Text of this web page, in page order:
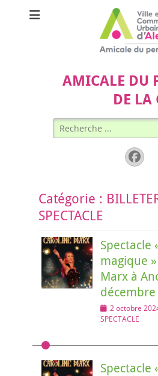
AMICALE DU
DE LA
Rechercher :
Catégorie :
SPECTACLE
Spectacle
magique
Marx à
décembre
Posted
on
2 octobre
SPECTACLE
Spectacle